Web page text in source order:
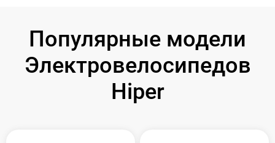
Популярные модели
Электровелосипедов
Hiper